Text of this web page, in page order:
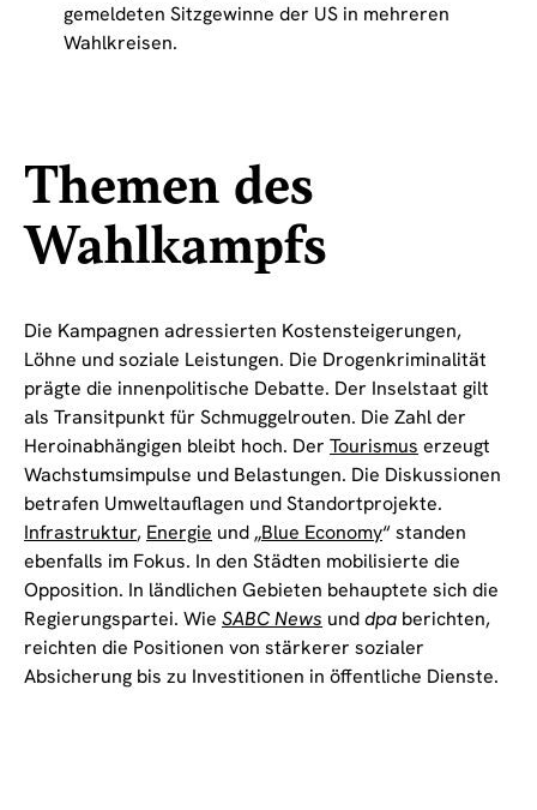
gemeldeten Sitzgewinne der US in mehreren
Wahlkreisen.
Themen des
Wahlkampfs
Die Kampagnen adressierten Kostensteigerungen,
Löhne und soziale Leistungen. Die Drogenkriminalität
prägte die innenpolitische Debatte. Der Inselstaat gilt
als Transitpunkt für Schmuggelrouten. Die Zahl der
Heroinabhängigen bleibt hoch. Der Tourismus erzeugt
Wachstumsimpulse und Belastungen. Die Diskussionen
betrafen Umweltauflagen und Standortprojekte.
Infrastruktur, Energie und „Blue Economy“ standen
ebenfalls im Fokus. In den Städten mobilisierte die
Opposition. In ländlichen Gebieten behauptete sich die
Regierungspartei. Wie SABC News unddpa berichten,
reichten die Positionen von stärkerer sozialer
Absicherung bis zu Investitionen in öffentliche Dienste.